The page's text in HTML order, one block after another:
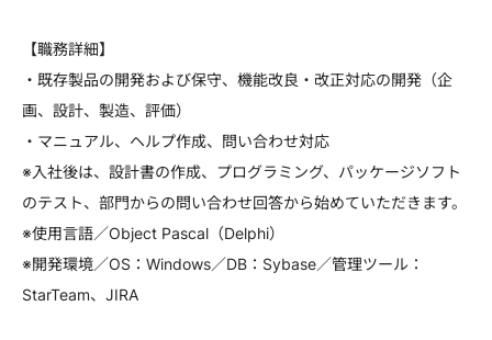
【職務詳細】
・既存製品の開発および保守、機能改良・改正対応の開発（企
画、設計、製造、評価）
・マニュアル、ヘルプ作成、問い合わせ対応
※入社後は、設計書の作成、プログラミング、パッケージソフト
のテスト、部門からの問い合わせ回答から始めていただきます。
※使用言語／Object Pascal（Delphi）
※開発環境／OS：Windows／DB：Sybase／管理ツール：
StarTeam、JIRA